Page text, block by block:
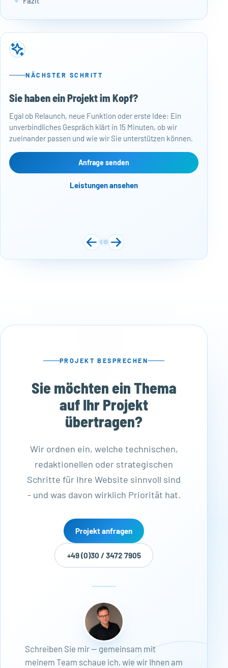
NÄCHSTER SCHRITT
Sie haben ein Projekt im Kopf?
Egal ob Relaunch, neue Funktion oder erste Idee: Ein
unverbindliches Gespräch klärt in 15 Minuten, ob wir
zueinander passen und wie wir Sie unterstützen können.
Anfrage senden
Leistungen ansehen
PROJEKT BESPRECHEN
Sie möchten ein Thema
auf Ihr Projekt
übertragen?
Wir ordnen ein, welche technischen,
redaktionellen oder strategischen
Schritte für Ihre Website sinnvoll sind
- und was davon wirklich Priorität hat.
Projekt anfragen
+49 (0)30 / 3472 7905
Schreiben Sie mir — gemeinsam mit
meinem Team schaue ich, wie wir Ihnen am